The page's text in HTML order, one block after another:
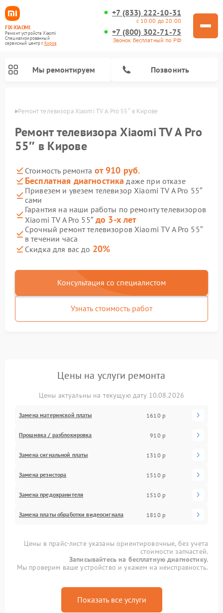
FIX-XIAOMI
Ремонт устройств Xiaomi
Специализированный
cервисный центр г.Киров
+7 (833) 222-10-31
с 10:00 до 20:00
+7 (800) 302-71-75
Звонок бесплатный по РФ
Мы ремонтируем Позвонить
Ремонт телевизора Xiaomi TV A Pro 55″ в Кирове
Ремонт телевизора Xiaomi TV A Pro
55″ в Кирове
Стоимость ремонта от 910 руб.
Бесплатная диагностика даже при отказе
Привезем и увезем телевизор Xiaomi TV A Pro 55″
сами
Гарантия на наши работы по ремонту телевизоров
Xiaomi TV A Pro 55″ до 3-х лет
Срочный ремонт телевизоров Xiaomi TV A Pro 55″
в течении часа
Скидка для вас до 20%
Консультация со специалистом
Узнать стоимость работ
Цены на услуги ремонта
Цены актуальны на текущую дату 10.08.2026
Замена материнской платы 1610 р
Прошивка / разблокировка 910 р
Замена сигнальной платы 1310 р
Замена резистора 1510 р
Замена предохранителя 1510 р
Замена платы обработки видеосигнала 1810 р
Цены в прайс-листе указаны ориентировочные, без учета
стоимости запчастей.
Записывайтесь на бесплатную диагностику.
Мы проверим ваше устройство и укажем на неисправность.
Показать все услуги